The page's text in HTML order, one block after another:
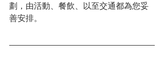
劃，由活動、餐飲、以至交通都為您妥
善安排。